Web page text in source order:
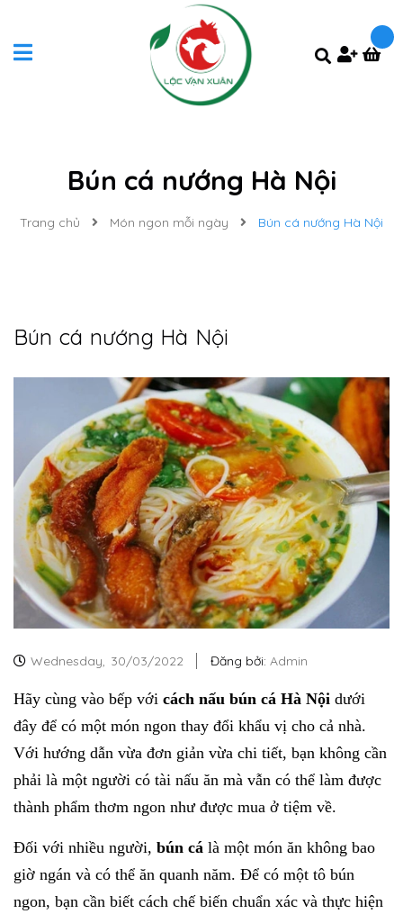
Bún cá nướng Hà Nội
Trang chủ Món ngon mỗi ngày Bún cá nướng Hà Nội
Bún cá nướng Hà Nội
Wednesday, 30/03/2022 Đăng bởi: Admin
Hãy cùng vào bếp với cách nấu bún cá Hà Nội dưới
đây để có một món ngon thay đổi khẩu vị cho cả nhà.
Với hướng dẫn vừa đơn giản vừa chi tiết, bạn không cần
phải là một người có tài nấu ăn mà vẫn có thể làm được
thành phẩm thơm ngon như được mua ở tiệm về.
Đối với nhiều người, bún cá là một món ăn không bao
giờ ngán và có thể ăn quanh năm. Để có một tô bún
ngon, bạn cần biết cách chế biến chuẩn xác và thực hiện